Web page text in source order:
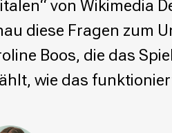
von Wikimedia
diese Fragen zum
Boos, die das
wie das